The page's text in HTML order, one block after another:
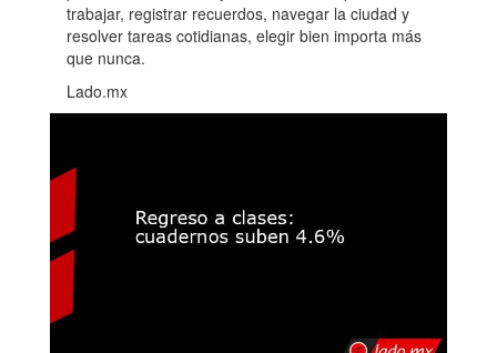
trabajar, registrar recuerdos, navegar la ciudad y
resolver tareas cotidianas, elegir bien importa más
que nunca.
Lado.mx